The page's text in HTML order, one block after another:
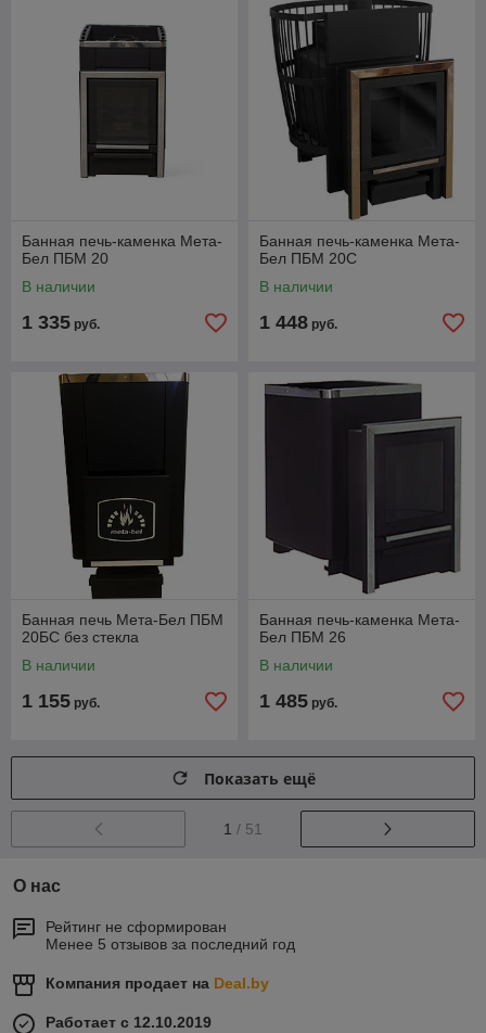
Банная печь-каменка Мета-
Бел ПБМ 20
В наличии
1 335 руб.
Банная печь-каменка Мета-
Бел ПБМ 20С
В наличии
1 448 руб.
Банная печь Мета-Бел ПБМ
20БС без стекла
В наличии
1 155 руб.
Банная печь-каменка Мета-
Бел ПБМ 26
В наличии
1 485 руб.
Показать ещё
1 / 51
О нас
Рейтинг не сформирован
Менее 5 отзывов за последний год
Компания продает на Deal.by
Работает с 12.10.2019